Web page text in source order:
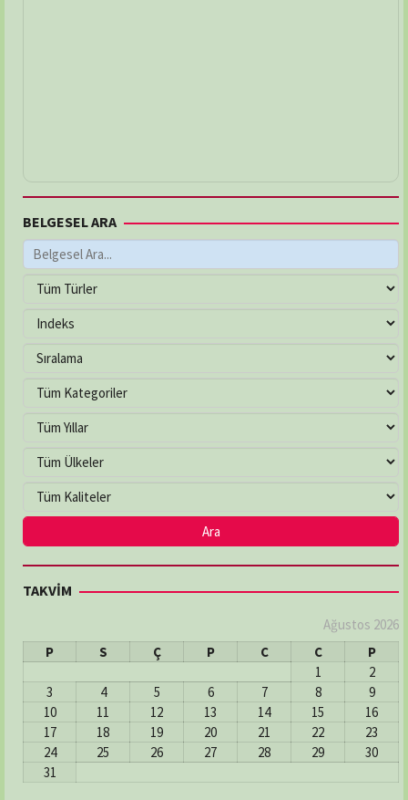
BELGESEL ARA
TAKVİM
Ağustos 2026
P
S Ç P C C
P
1
2
3
4 5 6 7 8
9
10
11 12 13 14 15
16
17
18 19 20 21 22
23
24
25 26 27 28 29
30
31